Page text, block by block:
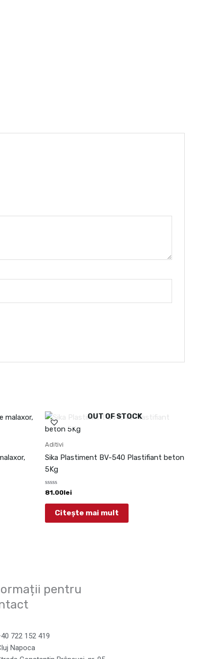
OUT OF STOCK
Aditivi
Sika Plastiment BV-540 Plastifiant beton
5Kg
Evaluat
la
0
81.00lei
Citește mai mult
pentru
722 152 419
Napoca